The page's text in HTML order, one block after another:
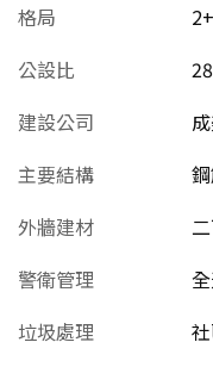
格局
公設比
建設公司
主要結構
外牆建材
警衛管理
垃圾處理